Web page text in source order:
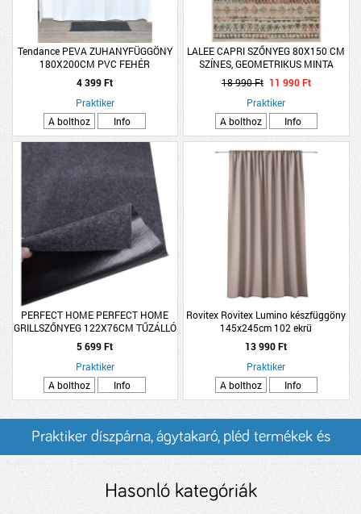
Tendance PEVA ZUHANYFÜGGÖNY
180X200CM PVC FEHÉR
4 399 Ft
Praktiker
A bolthoz
Info
LALEE CAPRI SZŐNYEG 80X150 CM
SZÍNES, GEOMETRIKUS MINTA
18 990 Ft 11 990 Ft
Praktiker
A bolthoz
Info
PERFECT HOME PERFECT HOME
GRILLSZŐNYEG 122X76CM TŰZÁLLÓ
5 699 Ft
Praktiker
A bolthoz
Info
Rovitex Rovitex Lumino készfüggöny
145x245cm 102 ekrü
13 990 Ft
Praktiker
A bolthoz
Info
Praktiker díszpárna, ágytakaró, pléd termékek és
Hasonló kategóriák